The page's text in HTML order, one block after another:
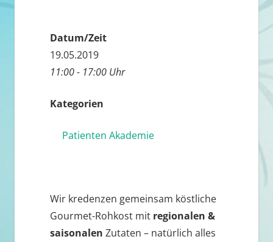
Datum/Zeit
19.05.2019
11:00 - 17:00 Uhr
Kategorien
Patienten Akademie
Wir kredenzen gemeinsam köstliche
Gourmet-Rohkost mit regionalen &
saisonalen Zutaten – natürlich alles